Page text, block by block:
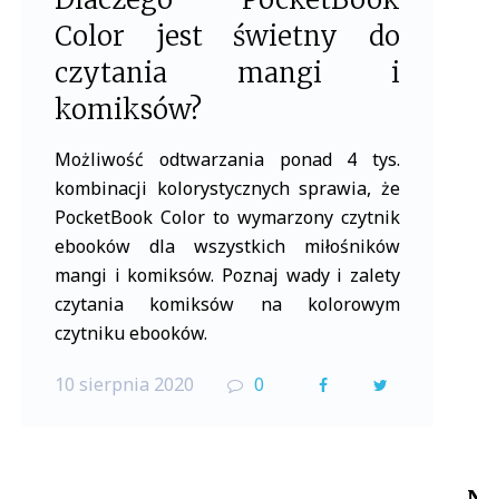
Color jest świetny do
czytania mangi i
komiksów?
Możliwość odtwarzania ponad 4 tys.
kombinacji kolorystycznych sprawia, że
PocketBook Color to wymarzony czytnik
ebooków dla wszystkich miłośników
mangi i komiksów. Poznaj wady i zalety
czytania komiksów na kolorowym
czytniku ebooków.
10 sierpnia 2020 0
F